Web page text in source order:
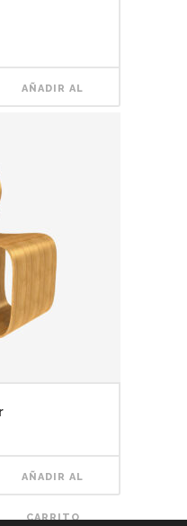
AÑADIR AL
AÑADIR AL
CARRITO